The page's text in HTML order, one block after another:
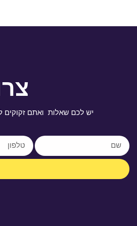
יש לכם שאלות ואתם זקוקים